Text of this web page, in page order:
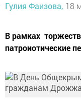
Гулия Фаизова, 18
В рамках
патроиотические